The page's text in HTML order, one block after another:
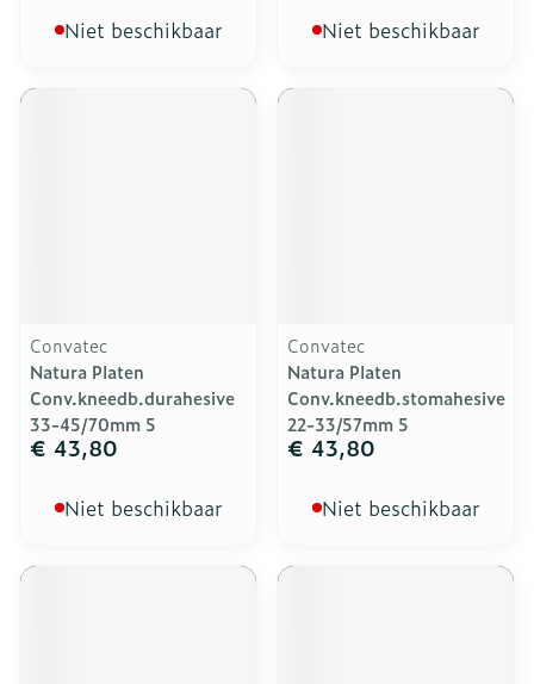
Niet beschikbaar Niet beschikbaar
Convatec
Natura Platen
Conv.kneedb.durahesive
33-45/70mm 5
€ 43,80
Niet beschikbaar
Convatec
Natura Platen
Conv.kneedb.stomahesive
22-33/57mm 5
€ 43,80
Niet beschikbaar